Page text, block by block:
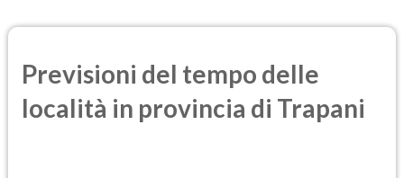
Previsioni del tempo delle
località in provincia di Trapani